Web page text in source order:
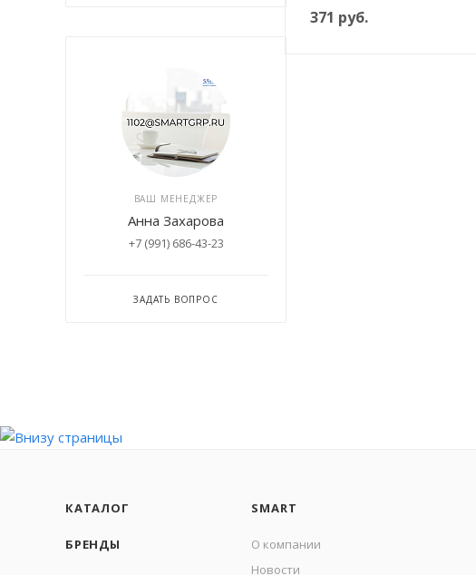
371 руб.
ВАШ МЕНЕДЖЕР
Анна Захарова
+7 (991) 686-43-23
ЗАДАТЬ ВОПРОС
КАТАЛОГ
БРЕНДЫ
SMART
О компании
Новости